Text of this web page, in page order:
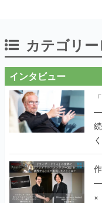
カテゴリ
インタビュー
×